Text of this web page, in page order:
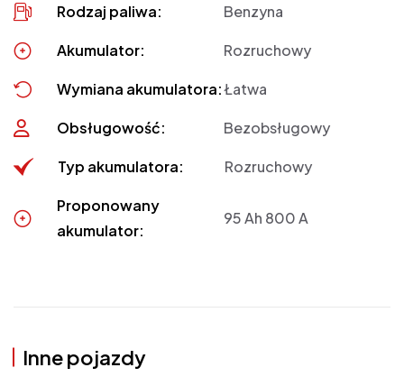
Rodzaj paliwa: Benzyna
Akumulator: Rozruchowy
Wymiana akumulatora:Łatwa
Obsługowość: Bezobsługowy
Typ akumulatora: Rozruchowy
Proponowany
akumulator:
95 Ah 800 A
Inne pojazdy